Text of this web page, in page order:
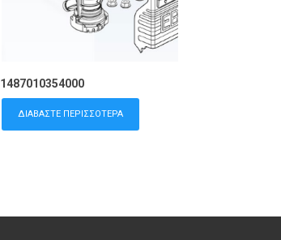
1487010354000
ΔΙΑΒΆΣΤΕ ΠΕΡΙΣΣΌΤΕΡΑ